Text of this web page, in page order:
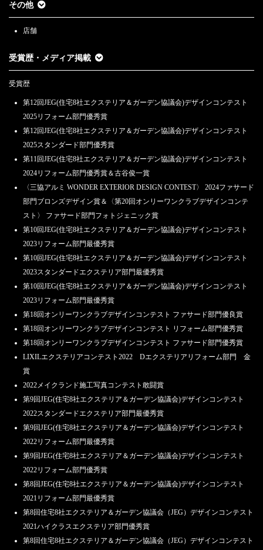
その他
店舗
受賞歴・メディア掲載
受賞歴
第12回JEG(住宅8社エクステリア＆ガーデン協議会)デザインコンテスト
2025リフォーム部門優秀賞
第12回JEG(住宅8社エクステリア＆ガーデン協議会)デザインコンテスト
2025スタンダード部門優秀賞
第11回JEG(住宅8社エクステリア＆ガーデン協議会)デザインコンテスト
2024リフォーム部門優秀賞＆古谷俊一賞
〈三協アルミ WONDER EXTERIOR DESIGN CONTEST〉 2024ファサード
部門ブロンズデザイン賞＆〈第20回オンリーワンクラブデザインコンテ
スト〉 ファサード部門フォトジェニック賞
第10回JEG(住宅8社エクステリア＆ガーデン協議会)デザインコンテスト
2023リフォーム部門最優秀賞
第10回JEG(住宅8社エクステリア＆ガーデン協議会)デザインコンテスト
2023スタンダードエクステリア部門最優秀賞
第10回JEG(住宅8社エクステリア＆ガーデン協議会)デザインコンテスト
2023リフォーム部門最優秀賞
第18回オンリーワンクラブデザインコンテスト ファサード部門優良賞
第18回オンリーワンクラブデザインコンテスト リフォーム部門優秀賞
第18回オンリーワンクラブデザインコンテスト ファサード部門優秀賞
LIXILエクステリアコンテスト2022 Dエクステリアリフォーム部門 金
賞
2022メイクランド施工写真コンテスト敢闘賞
第9回JEG(住宅8社エクステリア＆ガーデン協議会)デザインコンテスト
2022スタンダードエクステリア部門最優秀賞
第9回JEG(住宅8社エクステリア＆ガーデン協議会)デザインコンテスト
2022リフォーム部門最優秀賞
第9回JEG(住宅8社エクステリア＆ガーデン協議会)デザインコンテスト
2022リフォーム部門優秀賞
第8回JEG(住宅8社エクステリア＆ガーデン協議会)デザインコンテスト
2021リフォーム部門最優秀賞
第8回住宅8社エクステリア＆ガーデン協議会（JEG）デザインコンテスト
2021ハイクラスエクステリア部門優秀賞
第8回住宅8社エクステリア＆ガーデン協議会（JEG）デザインコンテスト